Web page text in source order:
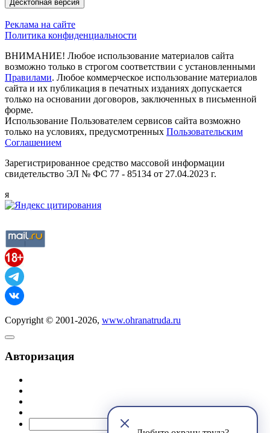
Десктопная версия
Реклама на сайте
Политика конфиденциальности
ВНИМАНИЕ! Любое использование материалов сайта
возможно только в строгом соответствии с установленными
Правилами. Любое коммерческое использование материалов
сайта и их публикация в печатных изданиях допускается
только на основании договоров, заключенных в письменной
форме.
Использование Пользователем сервисов сайта возможно
только на условиях, предусмотренных Пользовательским
Соглашением
Зарегистрированное средство массовой информации
свидетельство ЭЛ № ФС 77 - 85134 от 27.04.2023 г.
я
Copyright © 2001-2026, www.ohranatruda.ru
Авторизация